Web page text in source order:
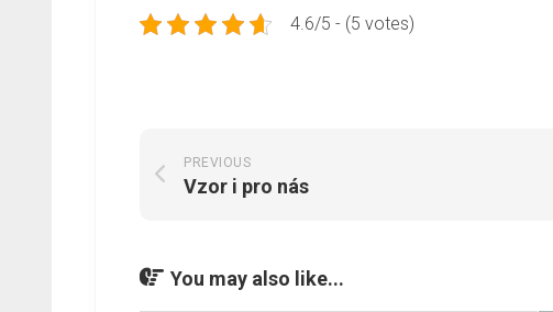
4.6/5 - (5 votes)
PREVIOUS
Vzor i pro nás
You may also like...